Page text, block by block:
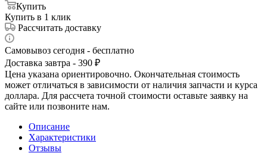
Купить
Купить в 1 клик
Рассчитать доставку
Самовывоз сегодня - бесплатно
Доставка завтра - 390 ₽
Цена указана ориентировочно. Окончательная стоимость
может отличаться в зависимости от наличия запчасти и курса
доллара. Для рассчета точной стоимости оставьте заявку на
сайте или позвоните нам.
Описание
Характеристики
Отзывы